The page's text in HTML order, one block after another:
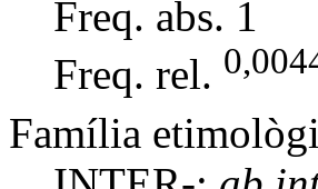
Freq. abs. 1
Freq. rel.
Família